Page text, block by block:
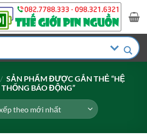
/ SẢN PHẨM ĐƯỢC GẮN THẺ “HỆ
THỐNG BÁO ĐỘNG”